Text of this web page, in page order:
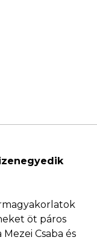
öt páros
Csaba és